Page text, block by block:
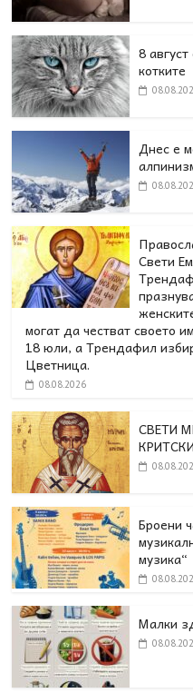
8
котките
Днес е
Свети
могат да честват своето
18 юли, а Трендафил
Цветница.
08.08.2026
СВЕТИ
КРИТСКИ
Броени
музика“
Малки